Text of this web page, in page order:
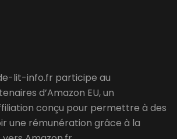
lit-info.fr participe au
d’Amazon EU, un
conçu pour permettre à des
une rémunération grâce à la